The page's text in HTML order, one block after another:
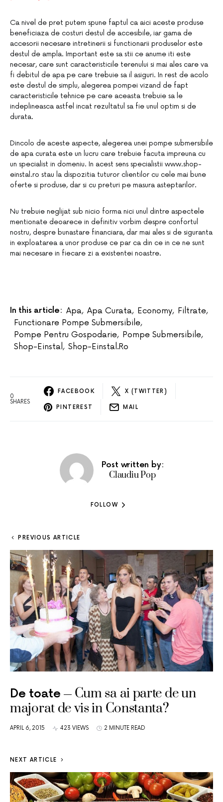
Ca nivel de pret putem spune faptul ca aici aceste produse
beneficiaza de costuri destul de accesibile, iar gama de
accesorii necesare intretinerii si functionarii produselor este
destul de ampla. Important este sa stii ce anume iti este
necesar, care sunt caracteristicile terenului si mai ales care va
fi debitul de apa pe care trebuie sa il asiguri. In rest de acolo
este destul de simplu, alegerea pompei vizand de fapt
caracteristicile tehnice pe care aceasta trebuie sa le
indeplineasca astfel incat rezultatul sa fie unul optim si de
durata.
Dincolo de aceste aspecte, alegerea unei pompe submersibile
de apa curata este un lucru care trebuie facuta impreuna cu
un specialist in domeniu. In acest sens specialistii www.shop-
einstal.ro stau la dispozitia tuturor clientilor cu cele mai bune
oferte si produse, dar si cu preturi pe masura asteptarilor.
Nu trebuie neglijat sub nicio forma nici unul dintre aspectele
mentionate deoarece in definitiv vorbim despre confortul
nostru, despre bunastare financiara, dar mai ales si de siguranta
in exploatarea a unor produse ce par ca din ce in ce ne sunt
mai necesare in fiecare zi a existentei noastre.
In this article: Apa, Apa Curata, Economy, Filtrate,
Functionare Pompe Submersibile,
Pompe Pentru Gospodarie, Pompe Submersibile,
Shop-Einstal, Shop-Einstal.ro
0
SHARES
FACEBOOK X (TWITTER)
PINTEREST MAIL
Post written by:
Claudiu Pop
FOLLOW
PREVIOUS ARTICLE
De toate
Cum sa ai parte de un
majorat de vis in Constanta?
APRIL 6, 2015 423 VIEWS 2 MINUTE READ
NEXT ARTICLE